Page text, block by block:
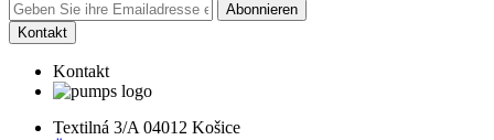
Abonnieren
Kontakt
Kontakt
Textilná 3/A 04012 Košice